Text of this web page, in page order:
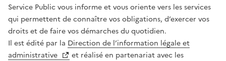
Service Public vous informe et vous oriente vers les services
qui permettent de connaître vos obligations, d’exercer vos
droits et de faire vos démarches du quotidien.
Il est édité par la Direction de l’information légale et
administrative
et réalisé en partenariat avec les